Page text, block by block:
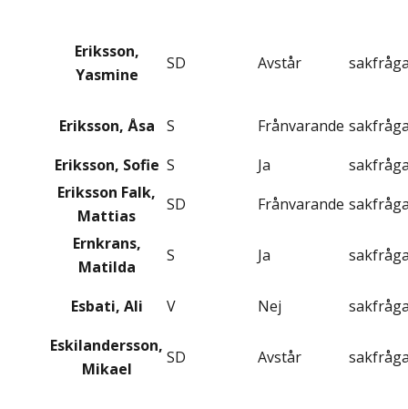
Eriksson,
Yasmine
SD Avstår
Eriksson, Åsa S Frånvarande
Eriksson, Sofie S Ja
Eriksson Falk,
Mattias
SD Frånvarande
Ernkrans,
Matilda
S Ja
Esbati, Ali V Nej
Eskilandersson,
Mikael
SD Avstår